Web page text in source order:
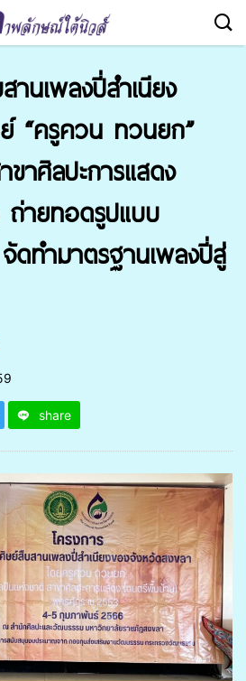
านเพลงปี่สำเนียง
“ครูควน ทวนยก”
าศิลปะการแสดง
ายทอดรูปแบบ
ดทำมาตรฐานเพลงปี่สู่
share